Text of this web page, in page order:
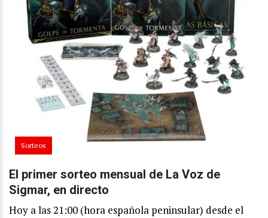
Sorteos
El primer sorteo mensual de La Voz de
Sigmar, en directo
Hoy a las 21:00 (hora española peninsular) desde el